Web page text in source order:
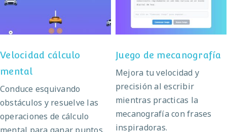
Velocidad cálculo
mental
Conduce esquivando
obstáculos y resuelve las
operaciones de cálculo
mecanografía
Juego de mecanografía
Mejora tu velocidad y
precisión al escribir
mientras practicas la
mecanografía con frases
inspiradoras.